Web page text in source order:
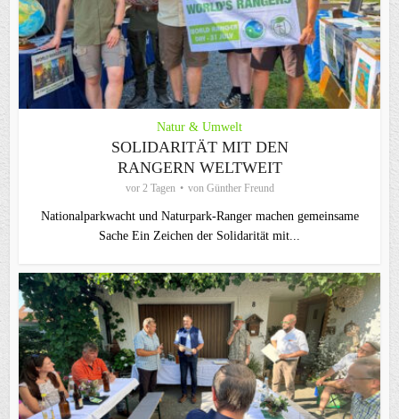
Natur & Umwelt
SOLIDARITÄT MIT DEN
RANGERN WELTWEIT
vor 2 Tagen von Günther Freund
Nationalparkwacht und Naturpark-Ranger machen gemeinsame
Sache Ein Zeichen der Solidarität mit...